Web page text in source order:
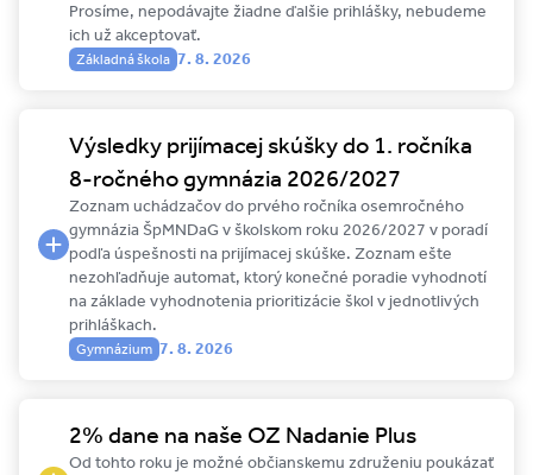
Prosíme, nepodávajte žiadne ďalšie prihlášky, nebudeme
ich už akceptovať.
Základná škola 7. 8. 2026
Výsledky prijímacej skúšky do 1. ročníka
8-ročného gymnázia 2026/2027
Zoznam uchádzačov do prvého ročníka osemročného
gymnázia ŠpMNDaG v školskom roku 2026/2027 v poradí
podľa úspešnosti na prijímacej skúške. Zoznam ešte
nezohľadňuje automat, ktorý konečné poradie vyhodnotí
na základe vyhodnotenia prioritizácie škol v jednotlivých
prihláškach.
Gymnázium 7. 8. 2026
2% dane na naše OZ Nadanie Plus
Od tohto roku je možné občianskemu združeniu poukázať